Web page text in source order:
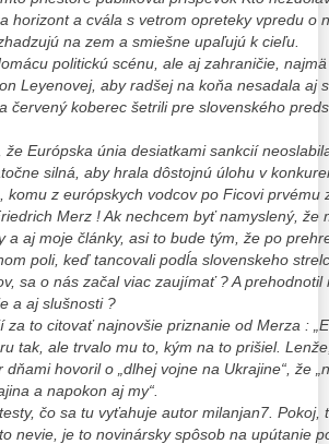
horizont a cvála s vetrom opreteky vpredu o
na zem a smiešne upaľujú k cieľu.
politickú scénu, ale aj zahraničie,
Leyenovej, aby radšej na koňa nesadala aj
červený koberec šetrili pre slovenského
že Európska únia desiatkami sankcií
silná, aby hrala dôstojnú úlohu v
komu z európskych vodcov po Ficovi prvému
Merz ! Ak nechcem byť namyslený, že
a aj moje články, asi to bude tým, že po
poli, keď tancovali podĺa slovenskeho
sa o nás začal viac zaujímať ? A
a aj slušnosti ?
za to citovať najnovšie priznanie od Merza :
tak, ale trvalo mu to, kým na to prišiel.
hovoril o „dlhej vojne na Ukrajine“, že
a napokon aj my“.
čo sa tu vyťahuje autor milanjan7.
nevie, je to novinársky spôsob na upútanie